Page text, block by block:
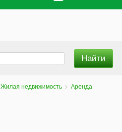
Жилая недвижимость
Аренда